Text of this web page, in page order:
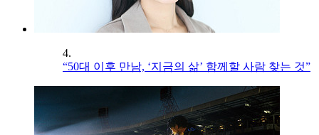
4.
“50대 이후 만남, ‘지금의 삶’ 함께할 사람 찾는 것”